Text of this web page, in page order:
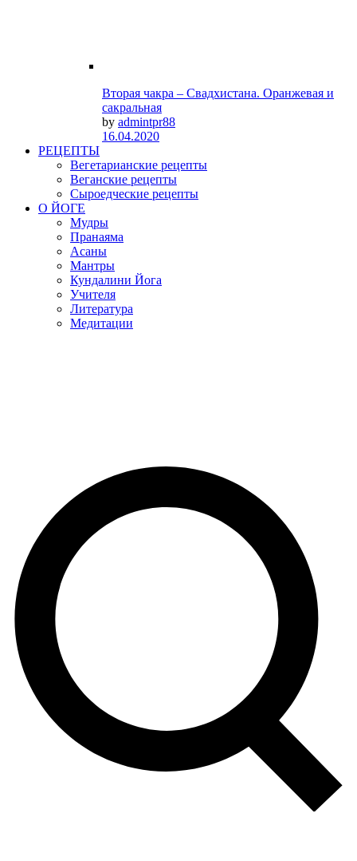
Вторая чакра – Свадхистана. Оранжевая и
сакральная
by admintpr88
16.04.2020
РЕЦЕПТЫ
Вегетарианские рецепты
Веганские рецепты
Сыроедческие рецепты
О ЙОГЕ
Мудры
Пранаяма
Асаны
Мантры
Кундалини Йога
Учителя
Литература
Медитации